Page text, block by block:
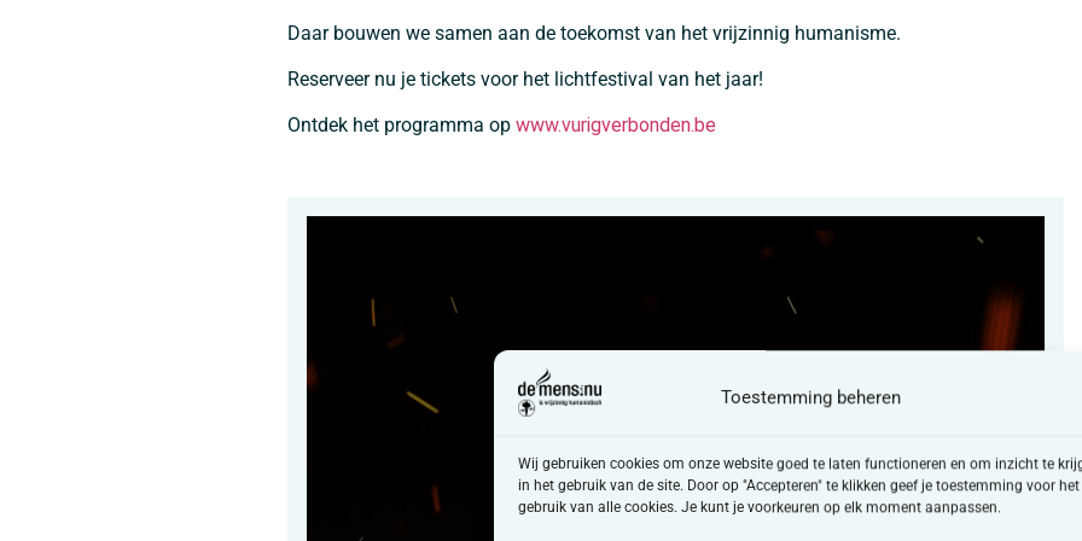
Toestemming beheren
Wij gebruiken cookies om onze website goed te laten functioneren en om inzicht te
in het gebruik van de site. Door op "Accepteren" te klikken geef je toestemming voor het
gebruik van alle cookies. Je kunt je voorkeuren op elk moment aanpassen.
Daar bouwen we samen aan de toekomst van het vrijzinnig humanisme.
Reserveer nu je tickets voor het lichtfestival van het jaar!
Ontdek het programma op www.vurigverbonden.be